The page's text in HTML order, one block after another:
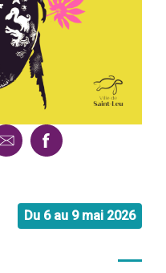
Du 6 au 9 mai 2026